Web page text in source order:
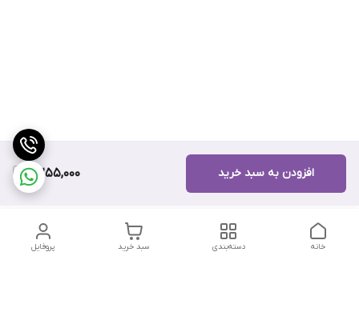
8,255,000 افزودن به سبد خرید
پروفایل سبد خرید دسته‌بندی خانه